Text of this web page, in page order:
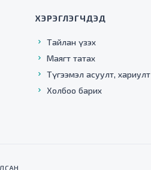
ХЭРЭГЛЭГЧДЭД
Тайлан үзэх
Маягт татах
Түгээмэл асуулт, хариулт
Холбоо барих